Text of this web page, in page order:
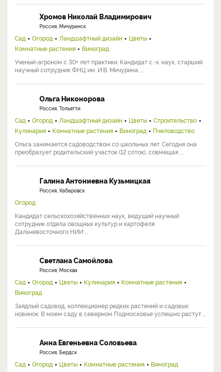
Хромов Николай Владимирович
Россия, Мичуринск
Сад Огород Ландшафтный дизайн
Цветы
Комнатные растения
Виноград
Ученый-агроном с 30+ лет практики. Кандидат с.-х. наук, старший
научный сотрудник ФНЦ им. И.В. Мичурина, ...
Ольга Никонорова
Россия, Тольятти
Сад Огород Ландшафтный дизайн Цветы
Строительство
Кулинария
Комнатные растения Виноград
Пчеловодство
Ольга занимается садоводством со школьных лет. Сегодня она
преобразует родительский участок (12 соток), совмещая ...
Галина Антониевна Кузьмицкая
Россия, Хабаровск
Огород
Кандидат сельскохозяйственных наук, ведущий научный
сотрудник отдела овощных культур и картофеля
Дальневосточного НИИ ...
Светлана Самойлова
Россия, Москва
Сад Огород Цветы Кулинария
Комнатные растения
Виноград
Заядлый садовод, коллекционер редких растений и садовых
новинок. В моем саду в северном Подмосковье успешно растут ...
Анна Евгеньевна Соловьева
Россия, Бердск
Сад Огород Цветы Комнатные растения
Виноград